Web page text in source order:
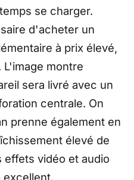
se charger.
d'acheter un
à prix élevé,
montre
sera livré avec un
centrale. On
prenne également en
élevé de
effets vidéo et audio
excellent.